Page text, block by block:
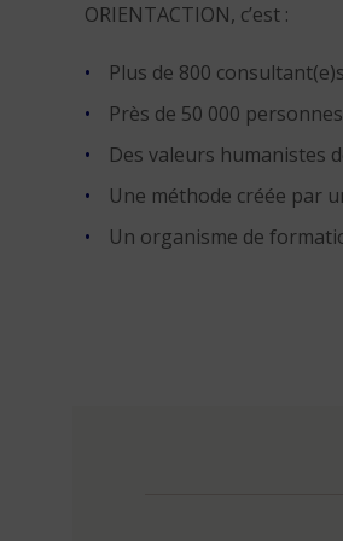
ORIENTACTION, c’est :
Plus de 800
Près de 50 000
Des valeurs humanistes
Une méthode créée par
Un organisme de